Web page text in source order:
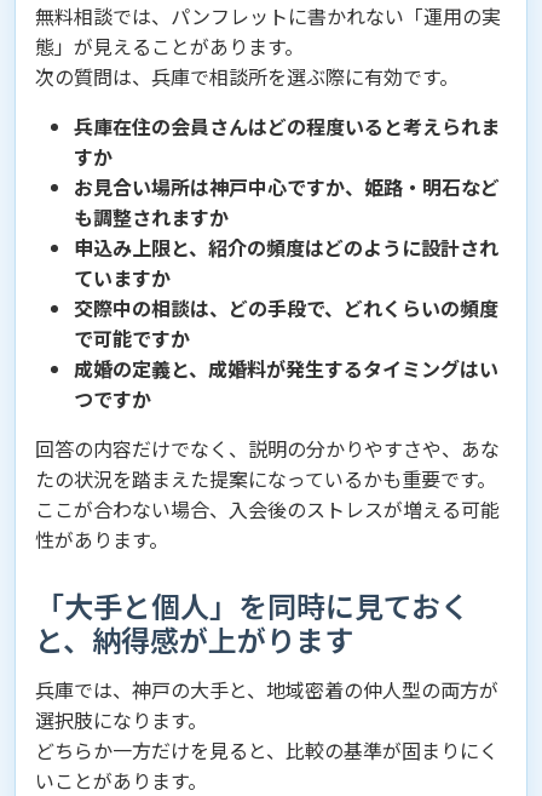
無料相談では、パンフレットに書かれない「運用の実
態」が見えることがあります。
次の質問は、兵庫で相談所を選ぶ際に有効です。
兵庫在住の会員さんはどの程度いると考えられま
すか
お見合い場所は神戸中心ですか、姫路・明石など
も調整されますか
申込み上限と、紹介の頻度はどのように設計され
ていますか
交際中の相談は、どの手段で、どれくらいの頻度
で可能ですか
成婚の定義と、成婚料が発生するタイミングはい
つですか
回答の内容だけでなく、説明の分かりやすさや、あな
たの状況を踏まえた提案になっているかも重要です。
ここが合わない場合、入会後のストレスが増える可能
性があります。
「大手と個人」を同時に見ておく
と、納得感が上がります
兵庫では、神戸の大手と、地域密着の仲人型の両方が
選択肢になります。
どちらか一方だけを見ると、比較の基準が固まりにく
いことがあります。